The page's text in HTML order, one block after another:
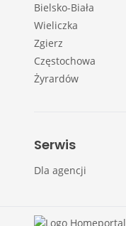
Bielsko-Biała
Wieliczka
Zgierz
Częstochowa
Żyrardów
Serwis
Dla agencji